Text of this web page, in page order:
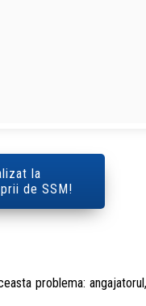
la
de SSM!
problema: